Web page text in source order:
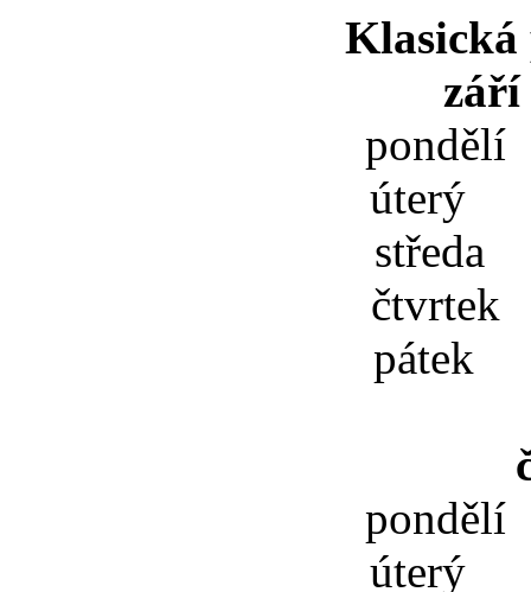
Klasická
září
úterý
středa
čtvrtek
pátek
úterý